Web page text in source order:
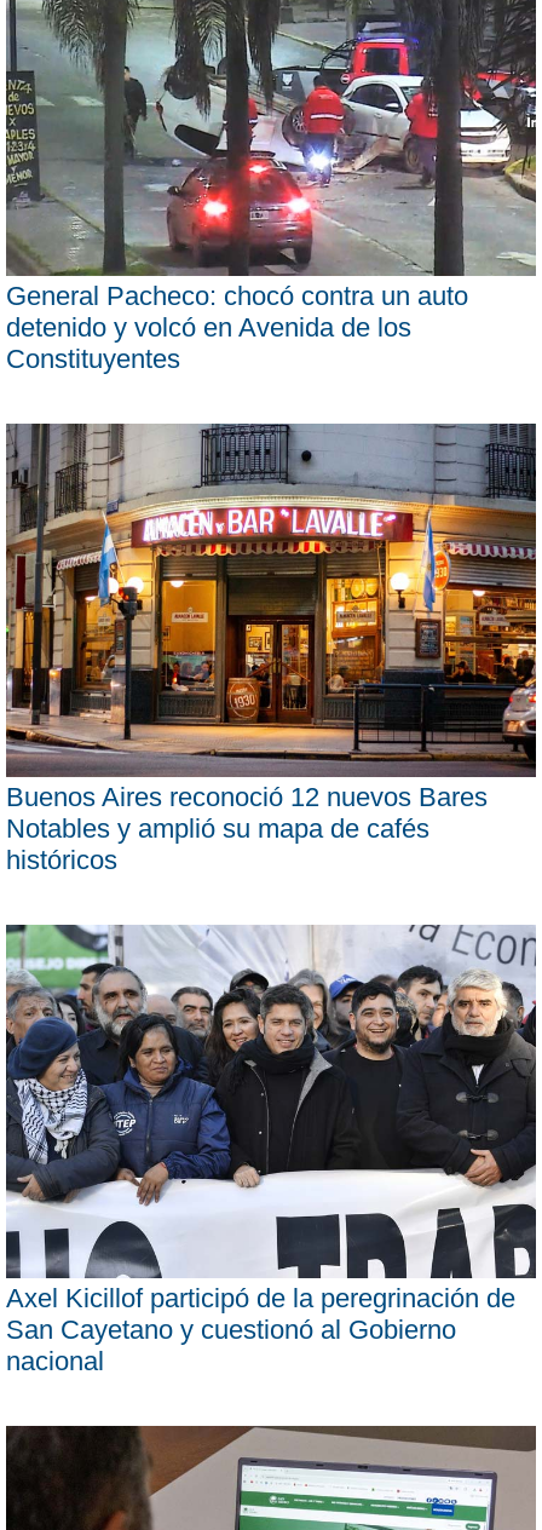
General Pacheco: chocó contra un auto
detenido y volcó en Avenida de los
Constituyentes
Buenos Aires reconoció 12 nuevos Bares
Notables y amplió su mapa de cafés
históricos
Axel Kicillof participó de la peregrinación de
San Cayetano y cuestionó al Gobierno
nacional